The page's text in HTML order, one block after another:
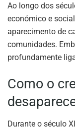
Ao longo dos
económico e
aparecimento de
comunidades.
profundamente
Como o
Durante o século